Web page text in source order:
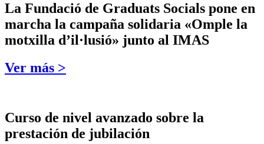
La Fundació de Graduats Socials pone en
marcha la campaña solidaria «Omple la
motxilla d’il·lusió» junto al IMAS
Ver más >
Curso de nivel avanzado sobre la
prestación de jubilación